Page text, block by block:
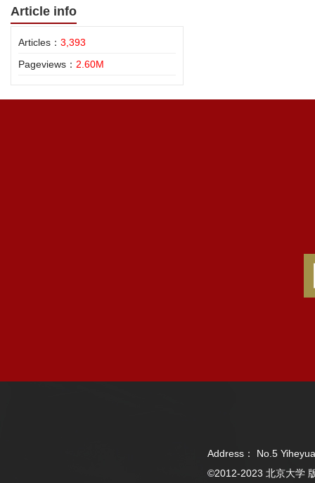
Article info
Articles： 3,393
Pageviews： 2.60M
Address： No.5
©2012-2023 北京大学